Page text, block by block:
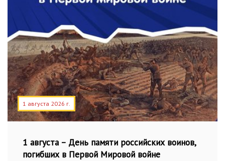
1 августа 2026 г.
1 августа – День памяти российских воинов,
погибших в Первой Мировой войне